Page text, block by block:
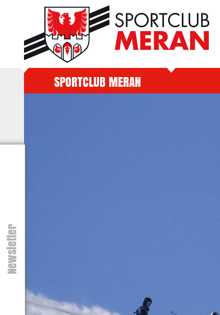
Newsletter
SPORTCLUB MERAN